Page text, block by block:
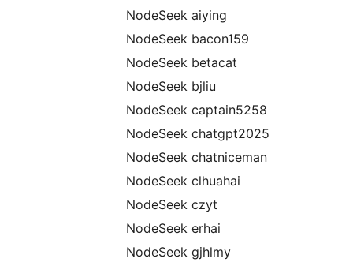
NodeSeek aiying
NodeSeek bacon159
NodeSeek betacat
NodeSeek bjliu
NodeSeek captain5258
NodeSeek chatgpt2025
NodeSeek chatniceman
NodeSeek clhuahai
NodeSeek czyt
NodeSeek erhai
NodeSeek gjhlmy